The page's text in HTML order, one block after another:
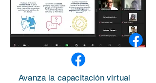
Avanza la capacitación virtual